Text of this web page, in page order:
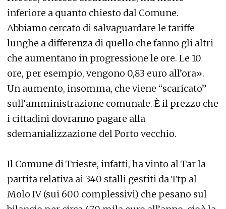
inferiore a quanto chiesto dal Comune.
Abbiamo cercato di salvaguardare le tariffe
lunghe a differenza di quello che fanno gli altri
che aumentano in progressione le ore. Le 10
ore, per esempio, vengono 0,83 euro all’ora».
Un aumento, insomma, che viene “scaricato”
sull’amministrazione comunale. È il prezzo che
i cittadini dovranno pagare alla
sdemanializzazione del Porto vecchio.
Il Comune di Trieste, infatti, ha vinto al Tar la
partita relativa ai 340 stalli gestiti da Ttp al
Molo IV (sui 600 complessivi) che pesano sul